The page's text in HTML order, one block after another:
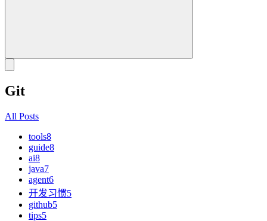
Git
All Posts
tools8
guide8
ai8
java7
agent6
开发习惯5
github5
tips5